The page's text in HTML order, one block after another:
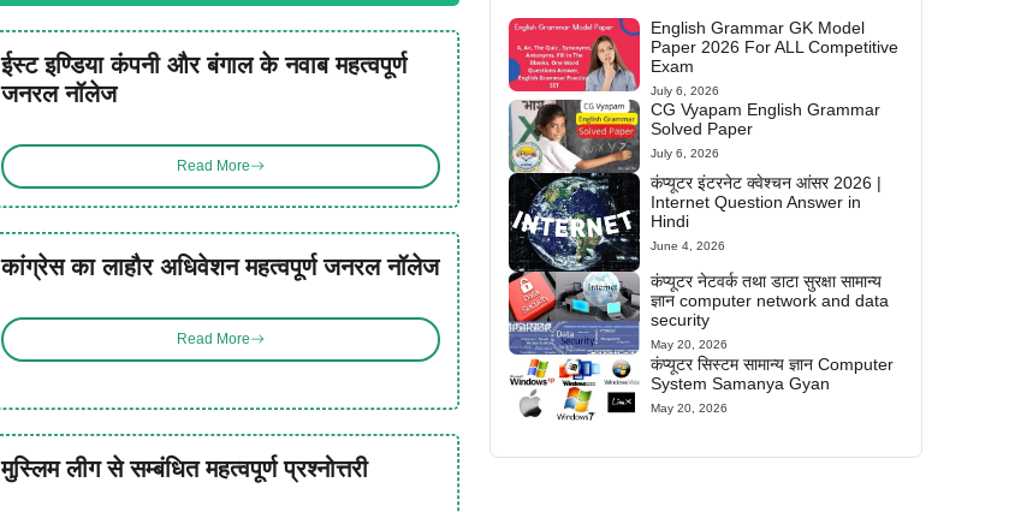
ईस्ट इण्डिया कंपनी और बंगाल के नवाब महत्वपूर्ण
जनरल नॉलेज
Read More
कांग्रेस का लाहौर अधिवेशन महत्वपूर्ण जनरल नॉलेज
Read More
मुस्लिम लीग से सम्बंधित महत्वपूर्ण प्रश्नोत्तरी
English Grammar GK Model
Paper 2026 For ALL Competitive
Exam
July 6, 2026
CG Vyapam English Grammar
Solved Paper
July 6, 2026
कंप्यूटर इंटरनेट क्वेश्चन आंसर 2026 |
Internet Question Answer in
Hindi
June 4, 2026
कंप्यूटर नेटवर्क तथा डाटा सुरक्षा सामान्य
ज्ञान computer network and data
security
May 20, 2026
कंप्यूटर सिस्टम सामान्य ज्ञान Computer
System Samanya Gyan
May 20, 2026